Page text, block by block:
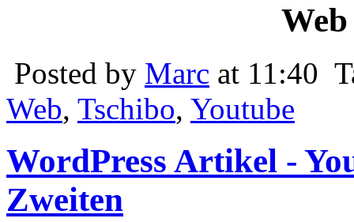
Web
Posted by Marc at 11:40
Web, Tschibo, Youtube
WordPress Artikel -
Zweiten